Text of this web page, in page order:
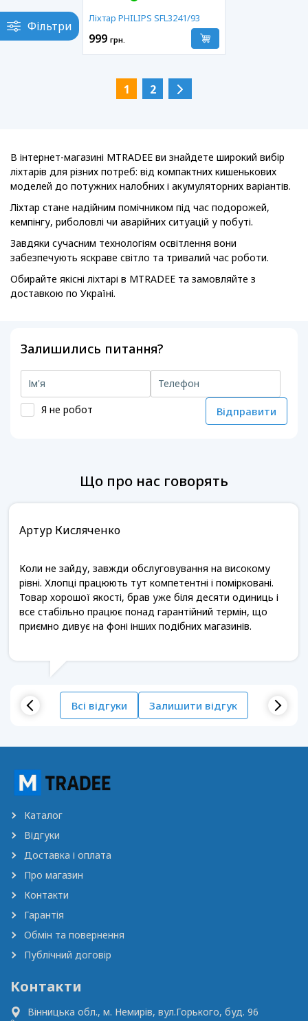
Ліхтар PHILIPS SFL3241/93
999 грн.
1 2
Фільтри
В інтернет-магазині MTRADEE ви знайдете широкий вибір
ліхтарів для різних потреб: від компактних кишенькових
моделей до потужних налобних і акумуляторних варіантів.
Ліхтар стане надійним помічником під час подорожей,
кемпінгу, риболовлі чи аварійних ситуацій у побуті.
Завдяки сучасним технологіям освітлення вони
забезпечують яскраве світло та тривалий час роботи.
Обирайте якісні ліхтарі в MTRADEE та замовляйте з
доставкою по Україні.
Залишились питання?
Я не робот Відправити
Що про нас говорять
Артур Кисляченко
Коли не зайду, завжди обслуговування на високому
рівні. Хлопці працюють тут компетентні і помірковані.
Товар хорошої якості, брав уже біля десяти одиниць і
все стабільно працює понад гарантійний термін, що
приємно дивує на фоні інших подібних магазинів.
Всі відгуки Залишити відгук
Каталог
Відгуки
Доставка і оплата
Про магазин
Контакти
Гарантія
Обмін та повернення
Публічний договір
Контакти
Вінницька обл., м. Немирів, вул.Горького, буд. 96